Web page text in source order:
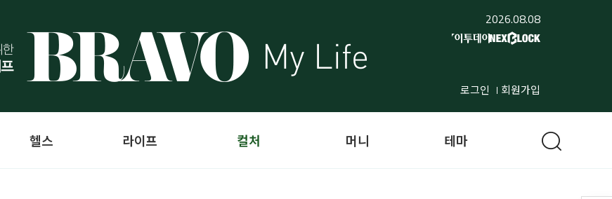
2026.08.08
로그인 회원가입
헬스 라이프 컬처 머니 테마